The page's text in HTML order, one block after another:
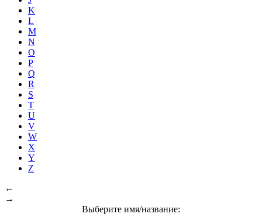
K
L
M
N
O
P
Q
R
S
T
U
V
W
X
Y
Z
←
→
Выберите имя/название: